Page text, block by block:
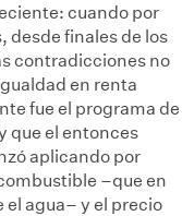
cuando por
desde finales de los
contradicciones no
en renta
fue el programa de
que el entonces
aplicando por
–que en
el agua– y el precio